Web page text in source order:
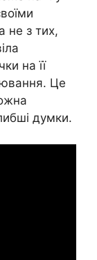
не з тих,
на її
Це
думки.